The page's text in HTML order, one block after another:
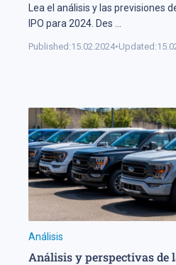
Lea el análisis y las previsiones
IPO para 2024. Des
Published:15.02.2024•Updated:
Análisis
Análisis y perspectivas de